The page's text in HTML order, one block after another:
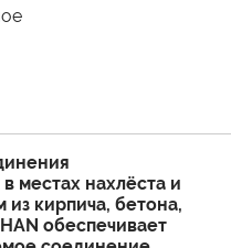
местах нахлёста и
кирпича, бетона,
обеспечивает